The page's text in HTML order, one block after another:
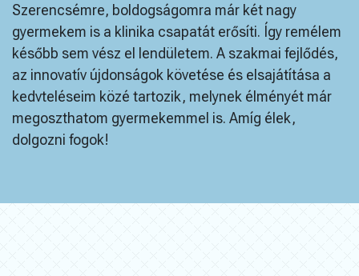
Szerencsémre, boldogságomra már két nagy
gyermekem is a klinika csapatát erősíti. Így remélem
később sem vész el lendületem. A szakmai fejlődés,
az innovatív újdonságok követése és elsajátítása a
kedvteléseim közé tartozik, melynek élményét már
megoszthatom gyermekemmel is. Amíg élek,
dolgozni fogok!